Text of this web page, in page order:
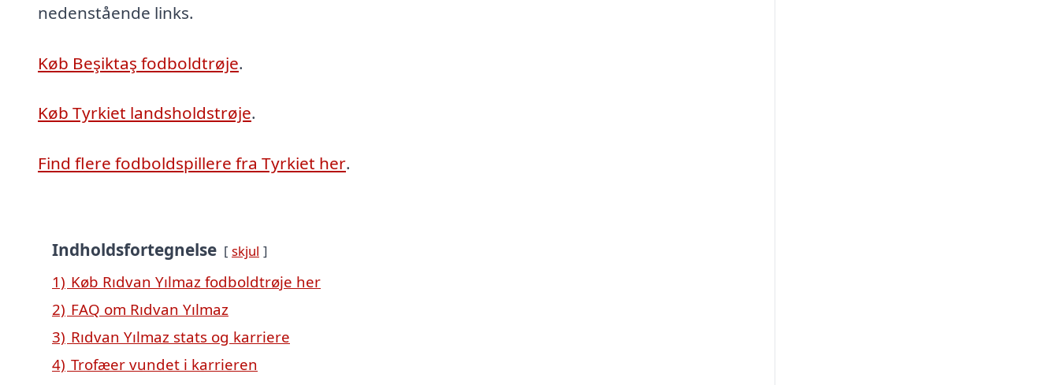
nedenstående links.
Køb Beşiktaş fodboldtrøje.
Køb Tyrkiet landsholdstrøje.
Find flere fodboldspillere fra Tyrkiet her.
Indholdsfortegnelse skjul
1) Køb Rıdvan Yılmaz fodboldtrøje her
2) FAQ om Rıdvan Yılmaz
3) Rıdvan Yılmaz stats og karriere
4) Trofæer vundet i karrieren